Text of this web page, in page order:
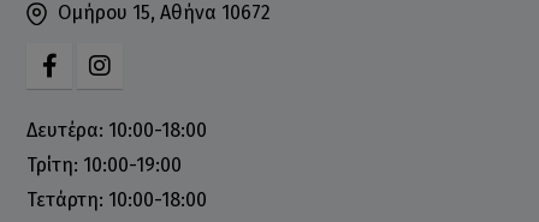
Ομήρου 15, Αθήνα 10672
Δευτέρα: 10:00-18:00
Τρίτη: 10:00-19:00
Τετάρτη: 10:00-18:00